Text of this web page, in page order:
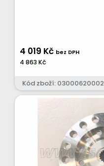
4 019 Kč bez DPH
4 863 Kč
Kód zboží: 03000620002